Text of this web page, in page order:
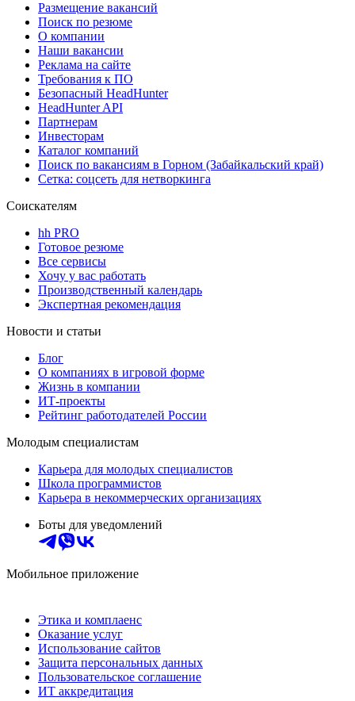
Размещение вакансий
Поиск по резюме
О компании
Наши вакансии
Реклама на сайте
Требования к ПО
Безопасный HeadHunter
HeadHunter API
Партнерам
Инвесторам
Каталог компаний
Поиск по вакансиям в Горном (Забайкальский край)
Сетка: соцсеть для нетворкинга
Соискателям
hh PRO
Готовое резюме
Все сервисы
Хочу у вас работать
Производственный календарь
Экспертная рекомендация
Новости и статьи
Блог
О компаниях в игровой форме
Жизнь в компании
ИТ-проекты
Рейтинг работодателей России
Молодым специалистам
Карьера для молодых специалистов
Школа программистов
Карьера в некоммерческих организациях
Боты для уведомлений
Мобильное приложение
Этика и комплаенс
Оказание услуг
Использование сайтов
Защита персональных данных
Пользовательское соглашение
ИТ аккредитация